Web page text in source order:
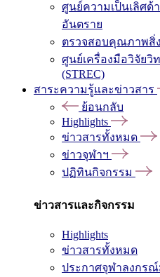
ศูนย์ความเป็นเลิศด้
อันตราย
ตรวจสอบคุณภาพสิ่
ศูนย์เครื่องมือวิจัยวิ
(STREC)
สาระความรู้และข่าวสาร
ย้อนกลับ
Highlights
ข่าวสารทั้งหมด
ข่าวจุฬาฯ
ปฏิทินกิจกรรม
ข่าวสารและกิจกรรม
Highlights
ข่าวสารทั้งหมด
ประกาศจุฬาลงกร